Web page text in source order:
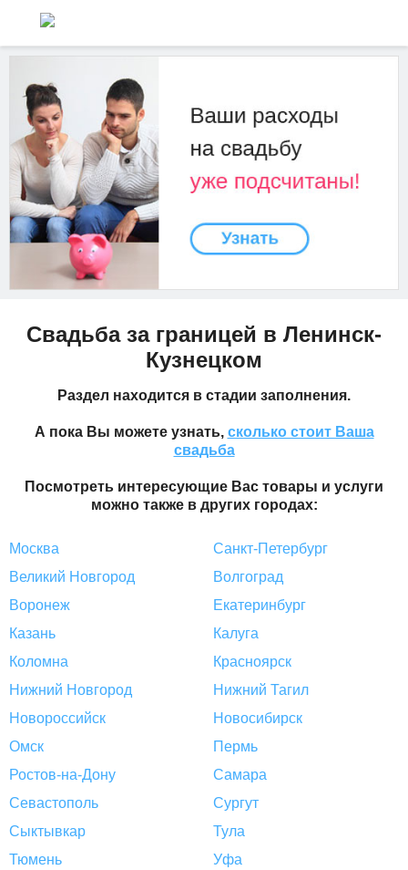
Свадьба за границей в Ленинск-
Кузнецком
Раздел находится в стадии заполнения.
А пока Вы можете узнать, сколько стоит Ваша
свадьба
Посмотреть интересующие Вас товары и услуги
можно также в других городах:
Москва
Санкт-Петербург
Великий Новгород
Волгоград
Воронеж
Екатеринбург
Казань
Калуга
Коломна
Красноярск
Нижний Новгород
Нижний Тагил
Новороссийск
Новосибирск
Омск
Пермь
Ростов-на-Дону
Самара
Севастополь
Сургут
Сыктывкар
Тула
Тюмень
Уфа